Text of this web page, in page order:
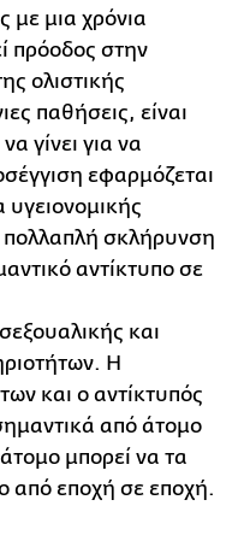
με μια χρόνια
πρόοδος στην
ολιστικής
παθήσεις, είναι
γίνει για να
εφαρμόζεται
σκλήρυνση
αντίκτυπο σε
και
Η
και ο αντίκτυπός
από άτομο
μπορεί να τα
από εποχή σε εποχή.